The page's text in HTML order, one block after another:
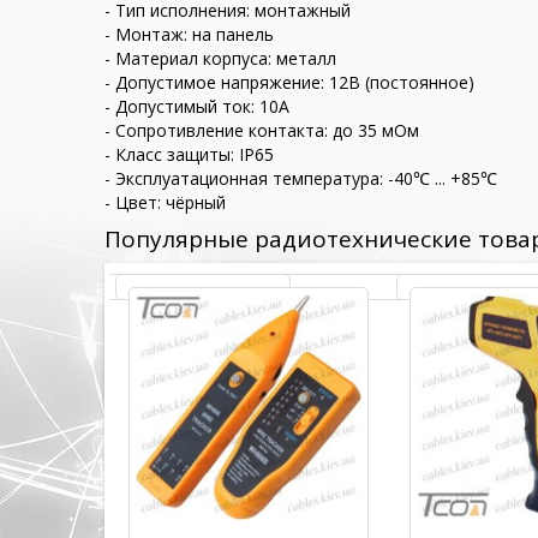
- Тип исполнения: монтажный
- Монтаж: на панель
- Материал корпуса: металл
- Допустимое напряжение: 12В (постоянное)
- Допустимый ток: 10А
- Сопротивление контакта: до 35 мОм
- Класс защиты: IP65
- Эксплуатационная температура: -40℃ ... +85℃
- Цвет: чёрный
Популярные радиотехнические